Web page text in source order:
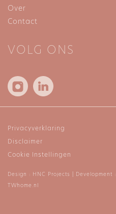
Over
Contact
VOLG ONS
Privacyverklaring
Disclaimer
Cookie Instellingen
Design : HNC Projects | Development :
TWhome.nl